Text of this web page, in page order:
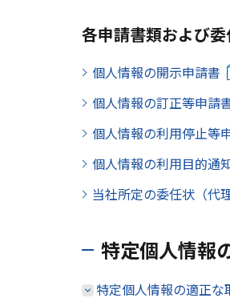
各申請書類および
個人情報の開示申請書
個人情報の訂正等申請
個人情報の利用停止等
個人情報の利用目的通
当社所定の委任状（代
特定個人情報
特定個人情報の適正